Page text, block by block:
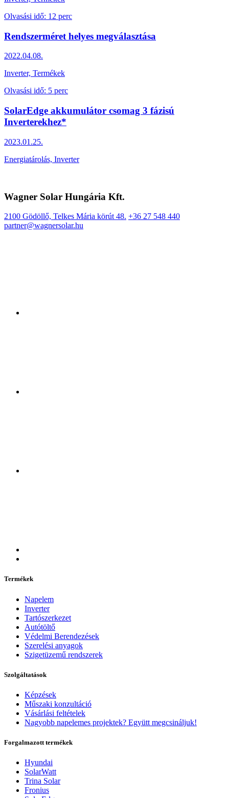
Olvasási idő: 12 perc
Rendszerméret helyes megválasztása
2022.04.08.
Inverter, Termékek
Olvasási idő: 5 perc
SolarEdge akkumulátor csomag 3 fázisú
Inverterekhez*
2023.01.25.
Energiatárolás, Inverter
Wagner Solar Hungária Kft.
2100 Gödöllő, Telkes Mária körút 48. +36 27 548 440
partner@wagnersolar.hu
Termékek
Napelem
Inverter
Tartószerkezet
Autótöltő
Védelmi Berendezések
Szerelési anyagok
Szigetüzemű rendszerek
Szolgáltatások
Képzések
Műszaki konzultáció
Vásárlási feltételek
Nagyobb napelemes projektek? Együtt megcsináljuk!
Forgalmazott termékek
Hyundai
SolarWatt
Trina Solar
Fronius